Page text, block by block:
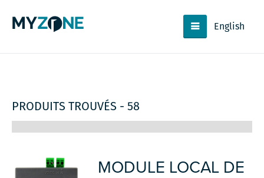
English
PRODUITS TROUVÉS - 58
MODULE LOCAL DE